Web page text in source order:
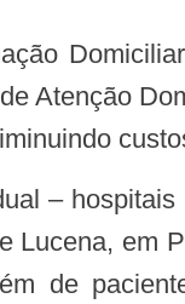
Atenção
em
de